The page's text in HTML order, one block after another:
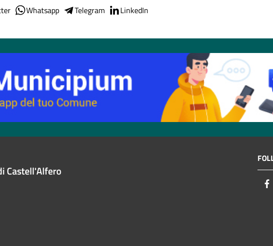
Whatsapp Telegram LinkedIn
Castell'Alfero